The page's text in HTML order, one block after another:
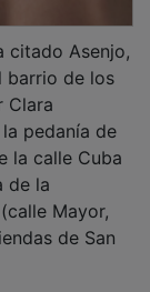
barrio de los
Clara
pedanía de
la calle Cuba
de la
Mayor,
de San